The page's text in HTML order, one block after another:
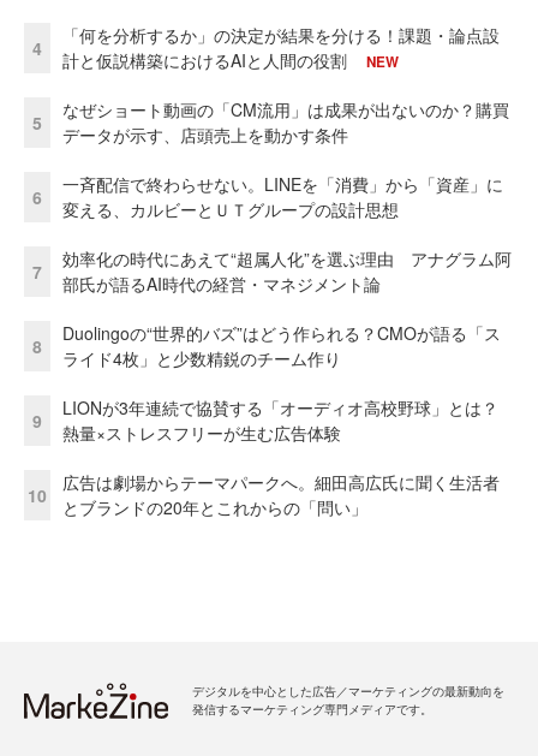
4
「何を分析するか」の決定が結果を分ける！課題・論点設
計と仮説構築におけるAIと人間の役割
NEW
5
なぜショート動画の「CM流用」は成果が出ないのか？購買
データが示す、店頭売上を動かす条件
6
一斉配信で終わらせない。LINEを「消費」から「資産」に
変える、カルビーとＵＴグループの設計思想
7
効率化の時代にあえて“超属人化”を選ぶ理由 アナグラム阿
部氏が語るAI時代の経営・マネジメント論
8
Duolingoの“世界的バズ”はどう作られる？CMOが語る「ス
ライド4枚」と少数精鋭のチーム作り
9
LIONが3年連続で協賛する「オーディオ高校野球」とは？
熱量×ストレスフリーが生む広告体験
10
広告は劇場からテーマパークへ。細田高広氏に聞く生活者
とブランドの20年とこれからの「問い」
デジタルを中心とした広告／マーケティングの最新動向を
発信するマーケティング専門メディアです。